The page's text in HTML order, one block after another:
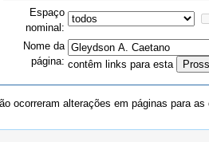
Espaço
nominal:
Nome da
página: contêm links para esta
ocorreram alterações em páginas para